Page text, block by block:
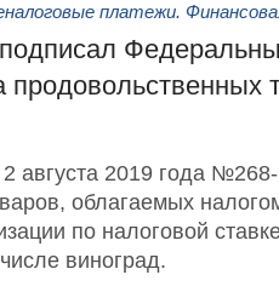
платежи.
продовольственных
августа 2019 года
облагаемых
по налоговой
виноград.